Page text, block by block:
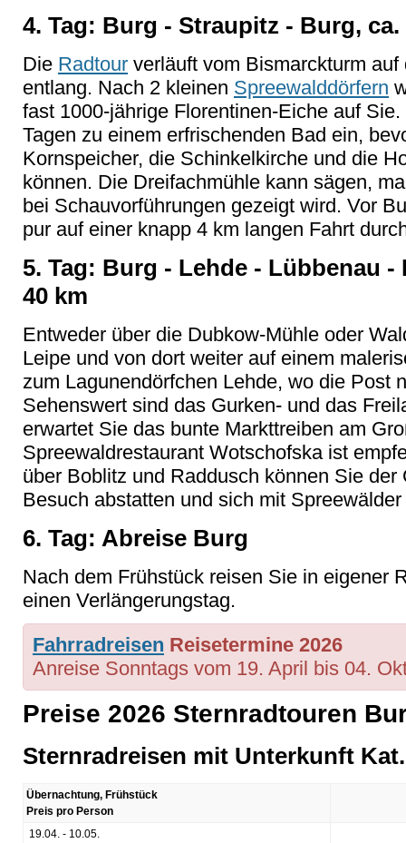
4. Tag: Burg - Straupitz - Burg, ca.
Die Radtour verläuft vom Bismarckturm
entlang. Nach 2 kleinen Spreewalddörfern
fast 1000-jährige Florentinen-Eiche auf
Tagen zu einem erfrischenden Bad ein,
Kornspeicher, die Schinkelkirche und die
können. Die Dreifachmühle kann sägen,
bei Schauvorführungen gezeigt wird. Vor
pur auf einer knapp 4 km langen Fahrt
5. Tag: Burg - Lehde - Lübbenau
40 km
Entweder über die Dubkow-Mühle oder
Leipe und von dort weiter auf einem
zum Lagunendörfchen Lehde, wo die Post
Sehenswert sind das Gurken- und das
erwartet Sie das bunte Markttreiben am
Spreewaldrestaurant Wotschofska ist
über Boblitz und Raddusch können Sie
Besuch abstatten und sich mit
6. Tag: Abreise Burg
Nach dem Frühstück reisen Sie in eigener
einen Verlängerungstag.
Fahrradreisen Reisetermine 2026
Anreise Sonntags vom 19. April bis 04.
Preise 2026 Sternradtouren
Sternradreisen mit Unterkunft
Übernachtung, Frühstück
Preis pro Person
19.04. - 10.05.